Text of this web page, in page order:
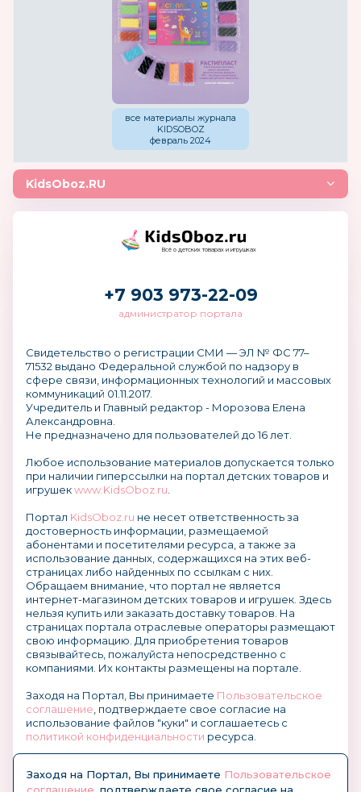
все материалы журнала
KIDSOBOZ
февраль 2024
KidsOboz.RU
Всё о детских товарах и игрушках
+7 903 973-22-09
администратор портала
Свидетельство о регистрации СМИ — ЭЛ № ФС 77–
71532 выдано Федеральной службой по надзору в
сфере связи, информационных технологий и массовых
коммуникаций 01.11.2017.
Учредитель и Главный редактор - Морозова Елена
Александровна.
Не предназначено для пользователей до 16 лет.
Любое использование материалов допускается только
при наличии гиперссылки на портал детских товаров и
игрушекwww.KidsOboz.ru
Портал KidsOboz.ru не несет ответственность за
достоверность информации, размещаемой
абонентами и посетителями ресурса, а также за
использование данных, содержащихся на этих веб-
страницах либо найденных по ссылкам с них.
Обращаем внимание, что портал не является
интернет-магазином детских товаров и игрушек. Здесь
нельзя купить или заказать доставку товаров. На
страницах портала отраслевые операторы размещают
свою информацию. Для приобретения товаров
связывайтесь, пожалуйста непосредственно с
компаниями. Их контакты размещены на портале.
Заходя на Портал, Вы принимаете Пользовательское
соглашение , подтверждаете свое согласие на
использование файлов "куки" и соглашаетесь с
политикой конфиденциальности ресурса.
Заходя на Портал, Вы принимаете Пользовательское